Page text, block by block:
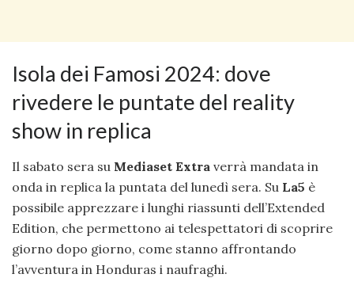
Isola dei Famosi 2024: dove
rivedere le puntate del reality
show in replica
Il sabato sera su Mediaset Extra verrà mandata in
onda in replica la puntata del lunedì sera. Su La5 è
possibile apprezzare i lunghi riassunti dell’Extended
Edition, che permettono ai telespettatori di scoprire
giorno dopo giorno, come stanno affrontando
l’avventura in Honduras i naufraghi.